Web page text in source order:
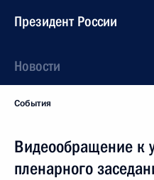
Президент России
Новости
События
Видеообращение к
пленарного